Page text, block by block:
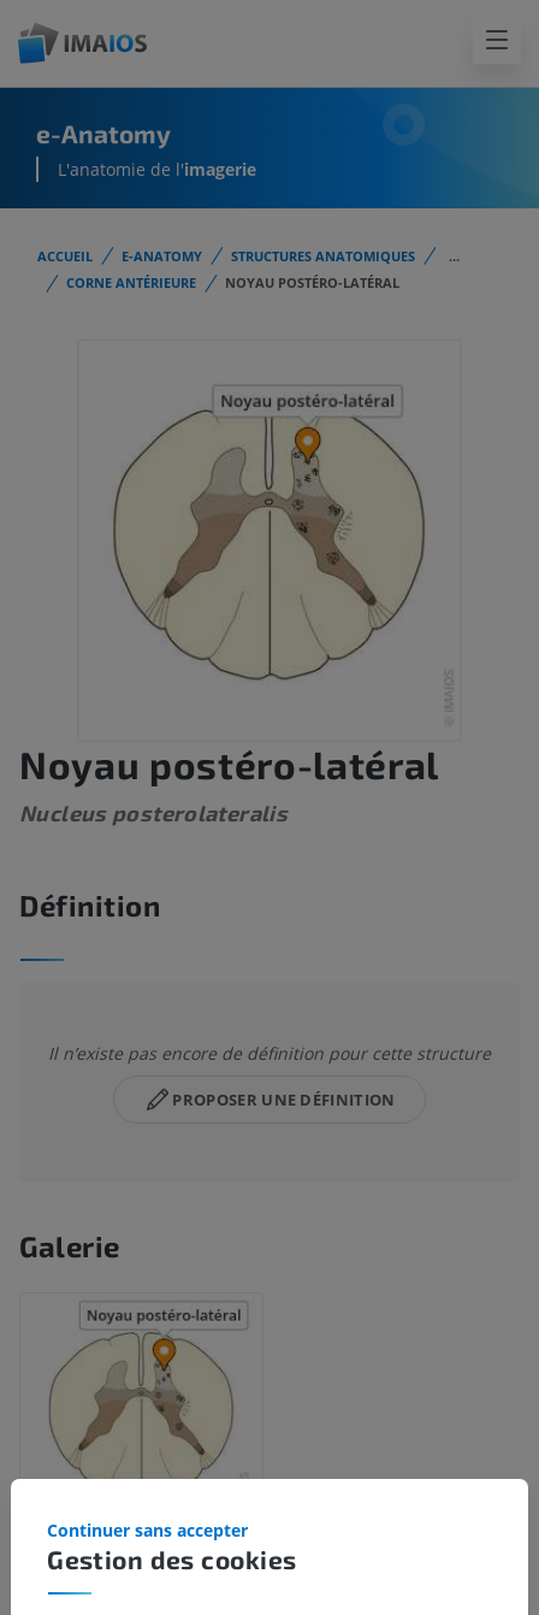
e-Anatomy
L'anatomie de l'imagerie
ACCUEIL E-ANATOMY STRUCTURES ANATOMIQUES
...
CORNE ANTÉRIEURE
NOYAU POSTÉRO-LATÉRAL
Noyau postéro-latéral
Nucleus posterolateralis
Définition
Il n’existe pas encore de définition pour cette structure
PROPOSER UNE DÉFINITION
Galerie
Hiérarchie anatomique
Gestion des cookies
Continuer sans accepter